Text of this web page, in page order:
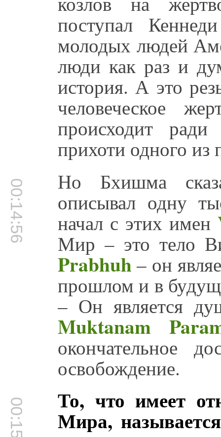
поступал
молодых людей
люди как раз и
история. А это
человеческое
происходит ради
прихоти одного из
00:14:56 Но Бхишма
описывал одну
начал с этих имен
Мир – это тело
Prabhuh – он
прошлом и в
– Он является
Muktanam
окончательное
освобождение.
То, что имеет
Мира,